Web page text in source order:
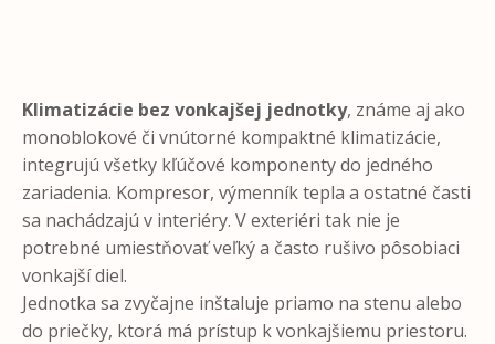
Klimatizácie bez vonkajšej jednotky, známe aj ako
monoblokové či vnútorné kompaktné klimatizácie,
integrujú všetky kľúčové komponenty do jedného
zariadenia. Kompresor, výmenník tepla a ostatné časti
sa nachádzajú v interiéry. V exteriéri tak nie je
potrebné umiestňovať veľký a často rušivo pôsobiaci
vonkajší diel.
Jednotka sa zvyčajne inštaluje priamo na stenu alebo
do priečky, ktorá má prístup k vonkajšiemu priestoru.